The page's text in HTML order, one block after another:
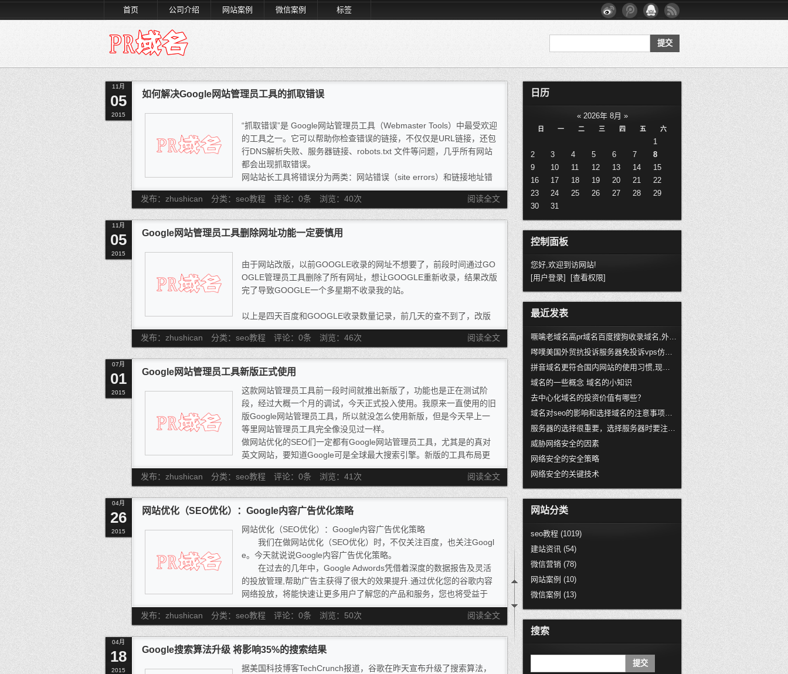
首页 公司介绍 网站案例 微信案例 标签
11月
05
2015
如何解决Google网站管理员工具的抓取错误
“抓取错误”是 Google网站管理员工具（Webmaster Tools）中最受欢迎
的工具之一。它可以帮助你检查错误的链接，不仅仅是URL链接，还包
行DNS解析失败、服务器链接、robots.txt 文件等问题，几乎所有网站
都会出现抓取错误。
网站站长工具将错误分为两类：网站错误（site errors）和链接地址错
误（URL errors）。如果在一个网站上出现多个抓取错误，那么你的网
站信任度会下降，甚至会影响到排名，当然这工具对于百度优化同样有
效。那么应当如何解决 Google网站管理员工具的抓取错误呢。
阅读全文
发布：zhushican 分类：seo教程 评论：0条 浏览： 40次
11月
05
2015
Google网站管理员工具删除网址功能一定要慎用
由于网站改版，以前GOOGLE收录的网址不想要了，前段时间通过GO
OGLE管理员工具删除了所有网址，想让GOOGLE重新收录，结果改版
完了导致GOOGLE一个多星期不收录我的站。
以上是四天百度和GOOGLE收录数量记录，前几天的查不到了，改版
前谷歌收录大概是7000左右。
以下是改版完以后的操作与大家分享一下：
因为怕网站未改版期间未完成的页面被收录，所以在网站根目录上传了
robots.txt禁止所有搜索引擎收录，大概一个星期左右百度就把旧页面
站管理员工具利用左边的删除网址功能删除了所有页面，大概三四天
内，所有页面就被删除掉了。
阅读全文
发布：zhushican 分类：seo教程 评论：0条 浏览： 46次
07月
01
2015
Google网站管理员工具新版正式使用
这款网站管理员工具前一段时间就推出新版了，功能也是正在测试阶
段，经过大概一个月的调试，今天正式投入使用。我原来一直使用的旧
版Google网站管理员工具，所以就没怎么使用新版，但是今天早上一
等里网站管理员工具完全像没见过一样。
做网站优化的SEO们一定都有Google网站管理员工具，尤其是的真对
英文网站，要知道Google可是全球最大搜索引擎。新版的工具布局更
合理些，而且一些文字和表格也清新，感觉上是比旧版的优秀。但是费
了很大劲才找到网页抓取的功能，看来新的事物是要一段时间来适应
阅读全文
发布：zhushican 分类：seo教程 评论：0条 浏览： 41 次
04月
26
2015
网站优化（SEO优化）：Google内容广告优化策略
网站优化（SEO优化）：Google内容广告优化策略
我们在做网站优化（SEO优化）时，不仅关注百度，也关注Googl
e。今天就说说Google内容广告优化策略。
在过去的几年中，Google Adwords凭借着深度的数据报告及灵活
的投放管理,帮助广告主获得了很大的效果提升.通过优化您的谷歌内容
网络投放，将能快速让更多用户了解您的产品和服务，您也将受益于
此！
阅读全文
发布：zhushican 分类：seo教程 评论：0条 浏览： 50次
04月
18
2015
Google搜索算法升级 将影响35%的搜索结果
据美国科技博客TechCrunch报道，谷歌在昨天宣布升级了搜索算法，
日历
« 2026年 8月 »
日 一 二 三 四 五 六
1
2
3 4 5 6 7
8
9
10 11 12 13 14
15
16
17 18 19 20 21
22
23
24 25 26 27 28
29
30
31
控制面板
您好,欢迎到访网站!
[用户登录]
[查看权限]
最近发表
噘噙老域名高pr域名百度搜狗收录域名,外链反链域名购买,老域名交易,老域名出售,已备案域名,百度权重域名
噖噗美国外贸抗投诉服务器免投诉vps仿牌vps推荐仿牌空间主机,国外欧洲荷兰仿牌服务器,,防投诉主机空间
拼音域名更符合国内网站的使用习惯,现在什么行情价格？
域名的一些概念 域名的小知识
去中心化域名的投资价值有哪些？
域名对seo的影响和选择域名的注意事项有哪些
服务器的选择很重要，选择服务器时要注意以下三点
威胁网络安全的因素
网络安全的安全策略
网络安全的关键技术
网站分类
seo教程 (1019)
建站资讯 (54)
微信营销 (78)
网站案例 (10)
微信案例 (13)
搜索